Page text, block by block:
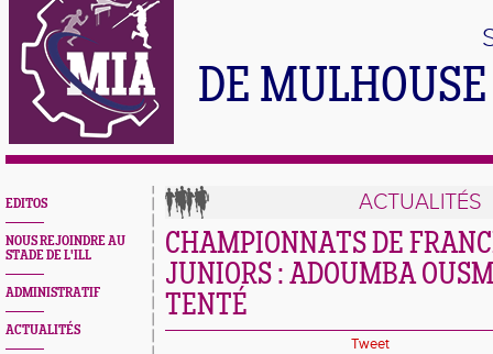
DE
EDITOS
NOUS REJOINDRE AU
STADE DE L'ILL
ADMINISTRATIF
ACTUALITÉS
ACTUALITÉS
CHAMPIONNATS DE
JUNIORS : ADOUMBA
TENTÉ
Tweet